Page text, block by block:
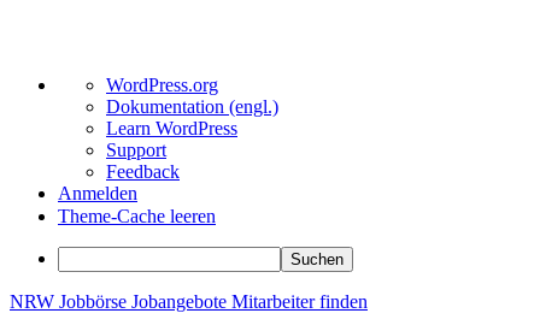
Über
WordPress
WordPress.org
Dokumentation (engl.)
Learn WordPress
Support
Feedback
Anmelden
Theme-Cache leeren
Suchen
Zum
NRW Jobbörse Jobangebote Mitarbeiterfinden